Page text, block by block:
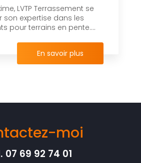
LVTP Terrassement se
son expertise dans les
pour terrains en pente....
En savoir plus
moi
07 69 92 74 01